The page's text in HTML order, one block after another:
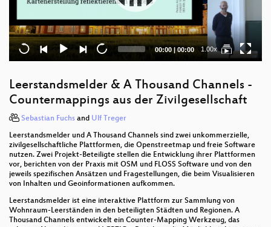
Current
00:00|Total
00:00 1.00x
Leerstandsmelder & A Thousand Channels -
Countermappings aus der Zivilgesellschaft
Sebastian Fuchs and Ulf Treger
Leerstandsmelder und A Thousand Channels sind zwei unkommerzielle,
zivilgesellschaftliche Plattformen, die Openstreetmap und freie Software
nutzen. Zwei Projekt-Beteiligte stellen die Entwicklung ihrer Plattformen
vor, berichten von der Praxis mit OSM und FLOSS Software und von den
jeweils spezifischen Ansätzen und Fragestellungen, die beim Visualisieren
von Inhalten und Geoinformationen aufkommen.
Leerstandsmelder ist eine interaktive Plattform zur Sammlung von
Wohnraum-Leerständen in den beteiligten Städten und Regionen. A
Thousand Channels entwickelt ein Counter-Mapping Werkzeug, das